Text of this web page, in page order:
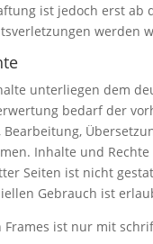
ist jedoch erst
werden
unterliegen dem
bedarf der
Inhalte und
Seiten ist nicht
Gebrauch ist
ist nur mit